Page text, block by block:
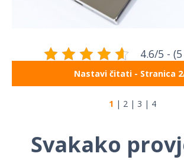
4.6/5 -
Nastavi čitati - Stranica
1 | 2 | 3 | 4
Svakako